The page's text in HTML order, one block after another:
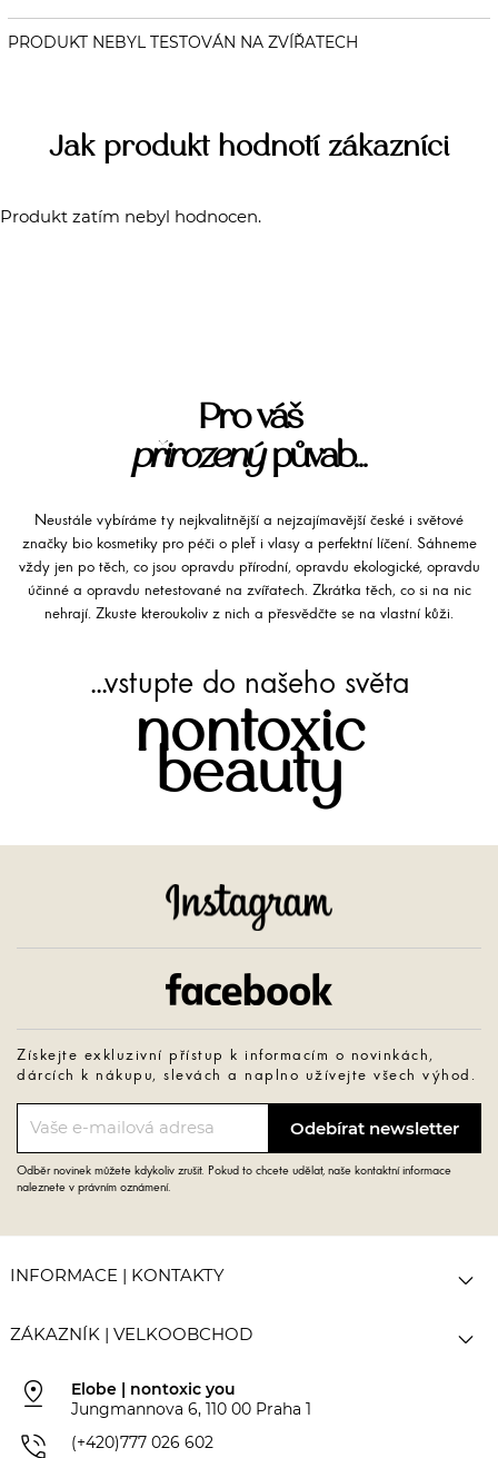
Jak produkt hodnotí zákazníci
Produkt zatím nebyl hodnocen.
Pro váš
přirozenýpůvab...
Neustále vybíráme ty nejkvalitnější a nejzajímavější české i světové
značky bio kosmetiky pro péči o pleť i vlasy a perfektní líčení. Sáhneme
vždy jen po těch, co jsou opravdu přírodní, opravdu ekologické, opravdu
účinné a opravdu netestované na zvířatech. Zkrátka těch, co si na nic
nehrají. Zkuste kteroukoliv z nich a přesvědčte se na vlastní kůži.
...vstupte do našeho světa
nontoxic
beauty
Získejte exkluzivní přístup k informacím o novinkách,
dárcích k nákupu, slevách a naplno užívejte všech výhod.
Odběr novinek můžete kdykoliv zrušit. Pokud to chcete udělat, naše kontaktní informace
naleznete v právním oznámení.
INFORMACE | KONTAKTY 
ZÁKAZNÍK | VELKOOBCHOD 
pin_drop
Elobe | nontoxic you
Jungmannova 6, 110 00 Praha 1
phone_in_talk (+420)777 026 602